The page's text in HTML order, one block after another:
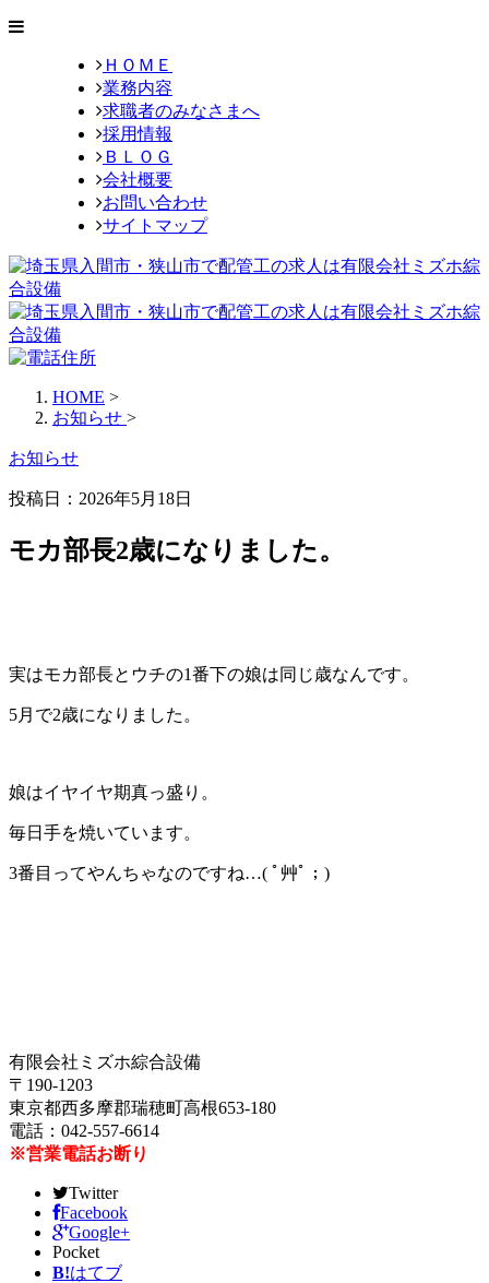
ＨＯＭＥ
業務内容
求職者のみなさまへ
採用情報
ＢＬＯＧ
会社概要
お問い合わせ
サイトマップ
HOME >
お知らせ >
お知らせ
投稿日： 2026年5月18日
モカ部長2歳になりました。
実はモカ部長とウチの1番下の娘は同じ歳なんです。
5月で2歳になりました。
娘はイヤイヤ期真っ盛り。
毎日手を焼いています。
3番目ってやんちゃなのですね…( ﾟ艸ﾟ；)
有限会社ミズホ綜合設備
〒190-1203
東京都西多摩郡瑞穂町高根653-180
電話：042-557-6614
※営業電話お断り
Twitter
Facebook
Google+
Pocket
B!はてブ